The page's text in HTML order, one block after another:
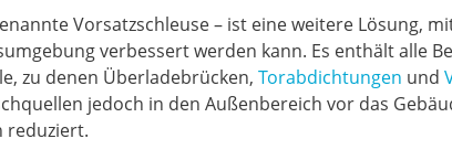
Vorsatzschleuse – ist eine weitere Lösung,
verbessert werden kann. Es enthält alle
zu denen Überladebrücken, Torabdichtungen und
jedoch in den Außenbereich vor das
reduziert.